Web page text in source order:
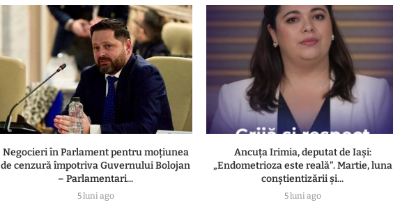
Negocieri în Parlament pentru moțiunea
de cenzură împotriva Guvernului Bolojan
– Parlamentari...
5 luni ago
Ancuța Irimia, deputat de Iași:
„Endometrioza este reală”. Martie, luna
conștientizării și...
5 luni ago